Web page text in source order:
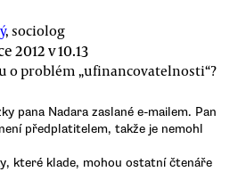
, sociolog
2012 v 10.13
o problém „ufinancovatelnosti“?
pana Nadara zaslané e-mailem. Pan
předplatitelem, takže je nemohl
které klade, mohou ostatní čtenáře